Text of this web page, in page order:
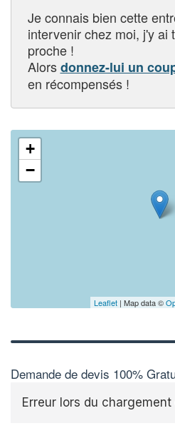
Je connais bien cette
intervenir chez moi, j'y ai
proche !
Alorsdonnez-lui un
en récompensés !
+
−
Leaflet | Map data ©
Demande de devis 100%
Erreur lors du